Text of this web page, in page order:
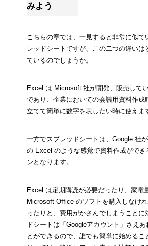
みよう
こちらの章では、一見すると非常に似て
レッドシートですが、この二つの違いは
ているのでしょうか。
Excel は Microsoft 社が開発、販売して
であり、企業においての会議用資料作成
立てて簡単に数字を表したい時に使えま
一方でスプレッドシートは、Google 社
の Excel のような感覚で資料作成ができ
ンとなります。
Excel は定期購読が必要だったり、家電
Microsoft Office のソフトを購入しなけ
ったりと、費用がかさんでしまうことに
ドシートは「Googleアカウント」さえ
とができるので、誰でも簡単に始めるこ